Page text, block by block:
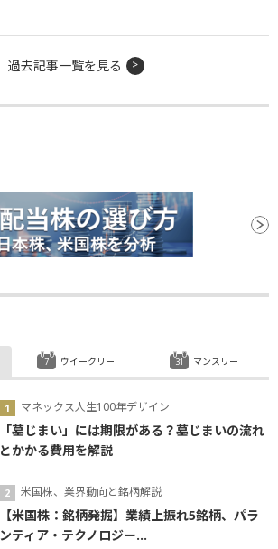
過去記事一覧を見る
マネックス人生100年デザイン
「墓じまい」には期限がある？墓じまいの流れ
とかかる費用を解説
米国株、業界動向と銘柄解説
【米国株：銘柄発掘】業績上振れ5銘柄、パラ
ンティア・テクノロジー...
ウイークリー マンスリー